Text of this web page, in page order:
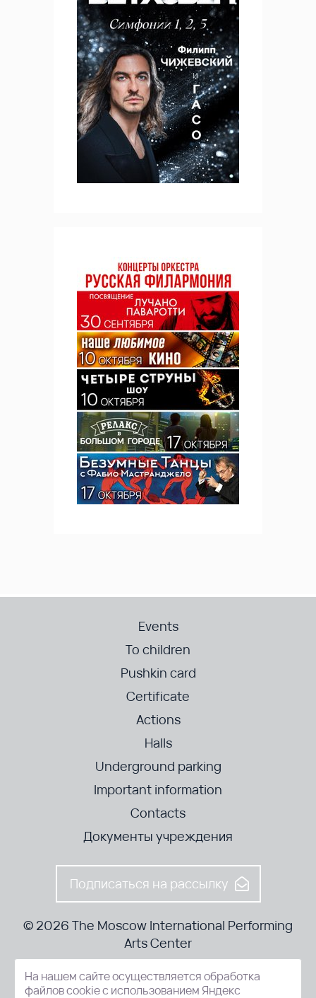
Events
To children
Pushkin card
Certificate
Actions
Halls
Underground parking
Important information
Contacts
Документы учреждения
Подписаться на рассылку
© 2026 The Moscow International Performing
Arts Center
52-8, Kosmodamianskaya nab., Moscow, 115054, Russia
На нашем сайте осуществляется обработка
файлов cookie с использованием Яндекс